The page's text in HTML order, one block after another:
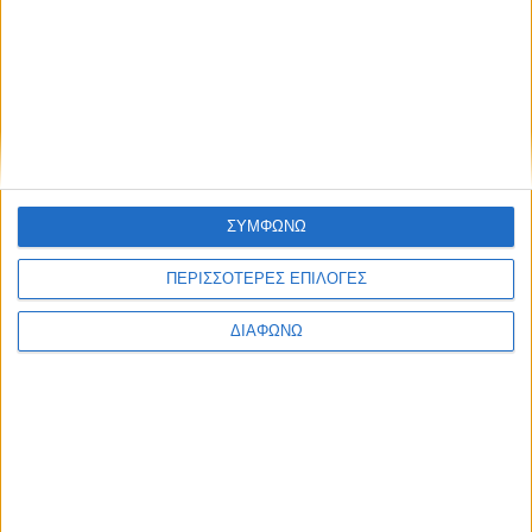
ΠΕΡΙΣΣΟΤΕΡΕΣ ΕΠΙΛΟΓΕΣ
ΔΙΑΦΩΝΩ
ΣΥΜΦΩΝΩ